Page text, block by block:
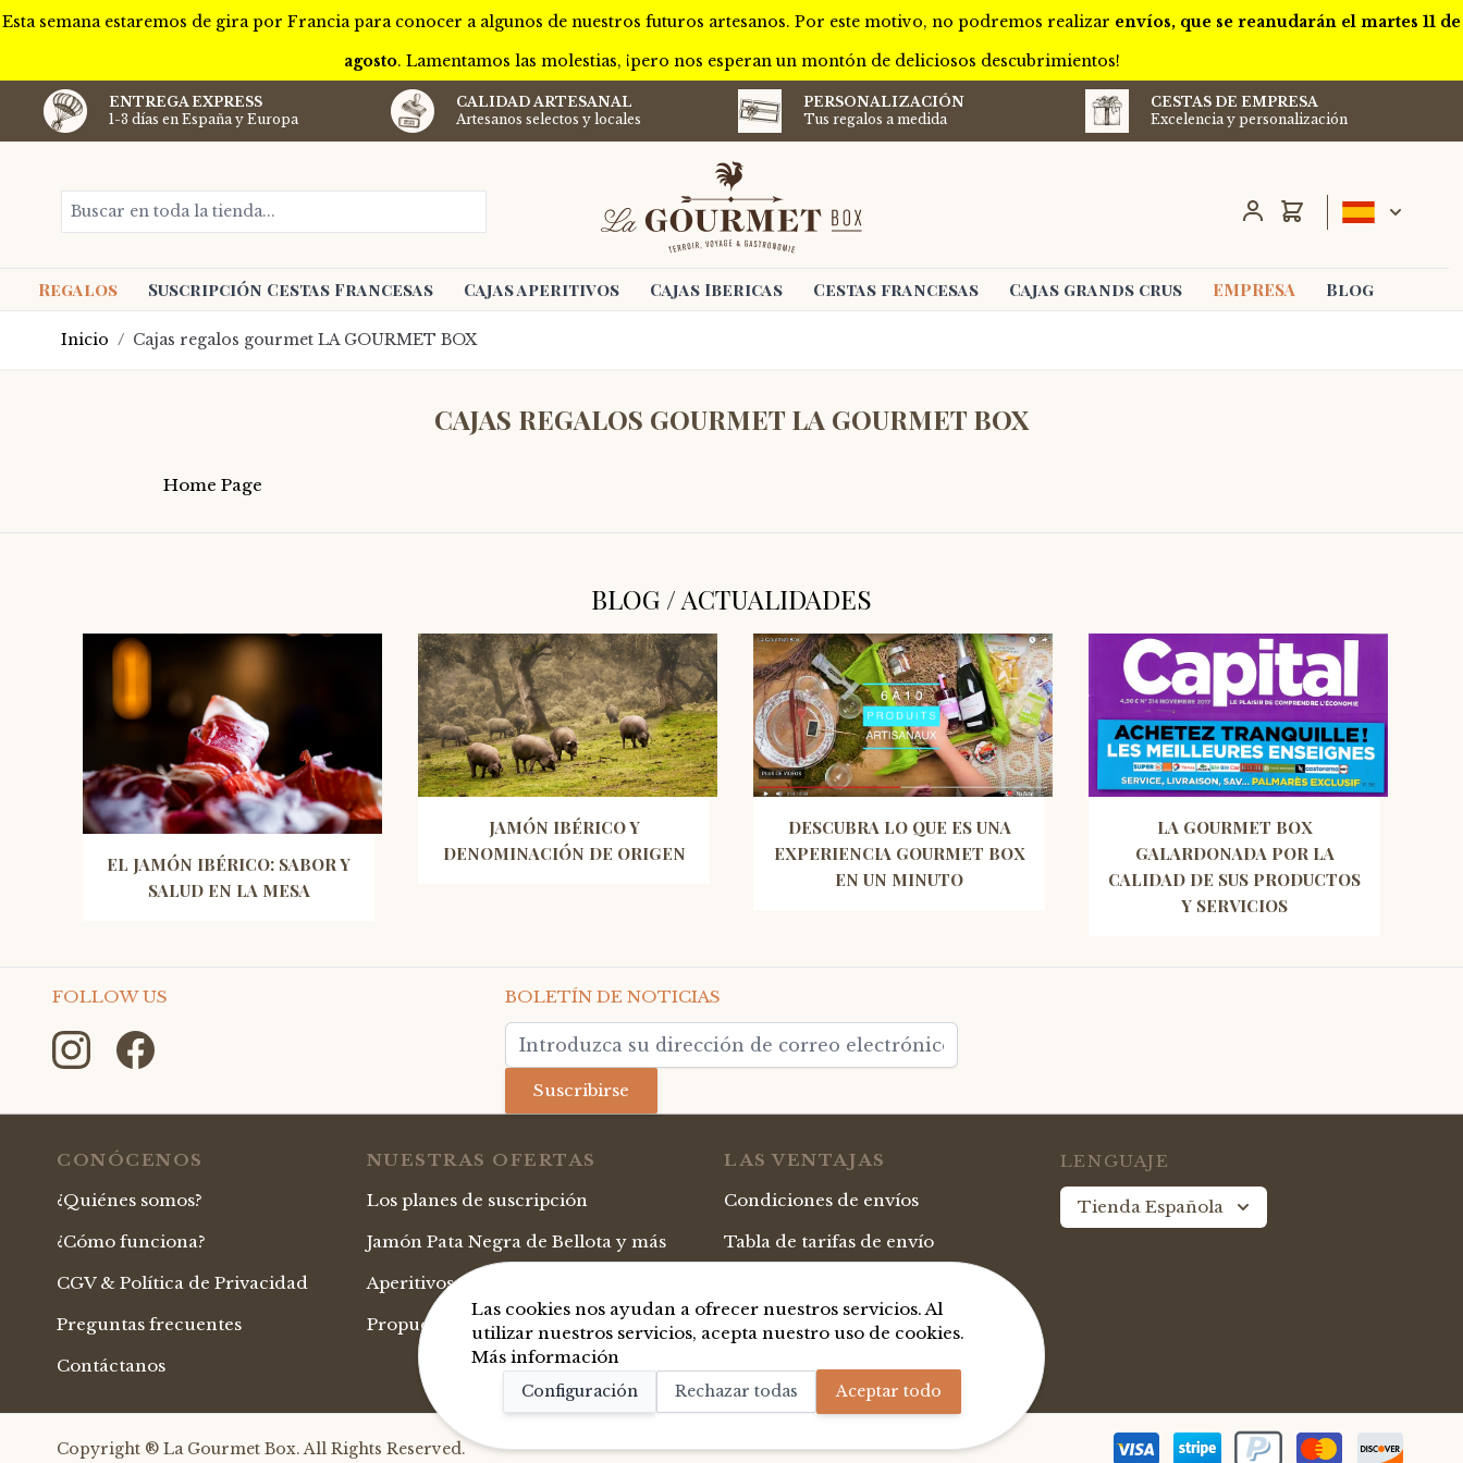
Esta semana estaremos de gira por Francia para conocer a algunos de nuestros futuros artesanos. Por este motivo, no podremos realizar envíos, que se reanudarán el martes 11 de
agosto. Lamentamos las molestias, ¡pero nos esperan un montón de deliciosos descubrimientos!
ENTREGA EXPRESS
1-3 días en España y Europa
CALIDAD ARTESANAL
Artesanos selectos y locales
PERSONALIZACIÓN
Tus regalos a medida
CESTAS DE EMPRESA
Excelencia y personalización
Buscar en toda la tienda... Carro
Regalos Suscripción Cestas Francesas Cajas aperitivos Cajas Ibericas Cestas francesas Cajas grands crus EMPRESA Blog
Inicio / Cajas regalos gourmet LA GOURMET BOX
CAJAS REGALOS GOURMET LA GOURMET BOX
Home Page
BLOG / ACTUALIDADES
EL JAMÓN IBÉRICO: SABOR Y
SALUD EN LA MESA
JAMÓN IBÉRICO Y
DENOMINACIÓN DE ORIGEN
DESCUBRA LO QUE ES UNA
EXPERIENCIA GOURMET BOX
EN UN MINUTO
LA GOURMET BOX
GALARDONADA POR LA
CALIDAD DE SUS PRODUCTOS
Y SERVICIOS
FOLLOW US
BOLETÍN DE NOTICIAS
Dirección de email
Suscribirse
CONÓCENOS
¿Quiénes somos?
¿Cómo funciona?
CGV & Política de Privacidad
Preguntas frecuentes
Contáctanos
NUESTRAS OFERTAS
Los planes de suscripción
Jamón Pata Negra de Bellota y más
Aperitivos Gourmet
Propuestas originales
LAS VENTAJAS
Condiciones de envíos
Tabla de tarifas de envío
Cheques-regalo personalizable
Regalos empresa & lotes Navidad
LENGUAJE
Tienda Española
Copyright ® La Gourmet Box. All Rights Reserved.
Las cookies nos ayudan a ofrecer nuestros servicios. Al
utilizar nuestros servicios, acepta nuestro uso de cookies.
Más información
Configuración Rechazar todas Aceptar todo